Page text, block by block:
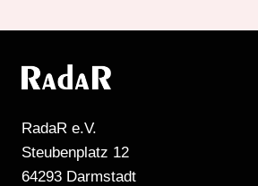
RadaR e.V.
Steubenplatz 12
64293 Darmstadt